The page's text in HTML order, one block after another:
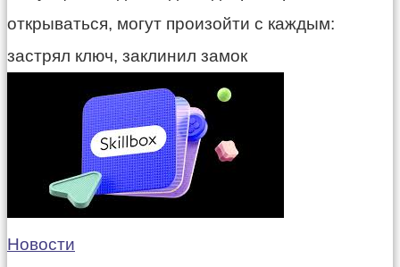
открываться, могут произойти с каждым:
застрял ключ, заклинил замок
Новости